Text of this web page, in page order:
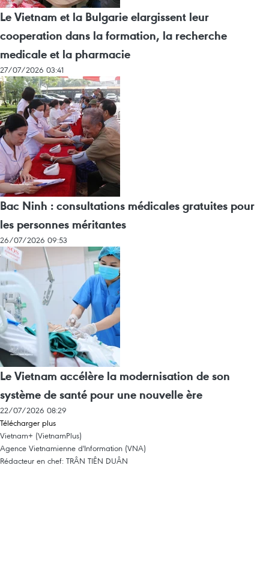
Le Vietnam et la Bulgarie elargissent leur
cooperation dans la formation, la recherche
medicale et la pharmacie
27/07/2026 03:41
Bac Ninh : consultations médicales gratuites pour
les personnes méritantes
26/07/2026 09:53
Le Vietnam accélère la modernisation de son
système de santé pour une nouvelle ère
22/07/2026 08:29
Télécharger plus
Vietnam+ (VietnamPlus)
Agence Vietnamienne d'Information (VNA)
Rédacteur en chef: TRÂN TIÊN DUÂN